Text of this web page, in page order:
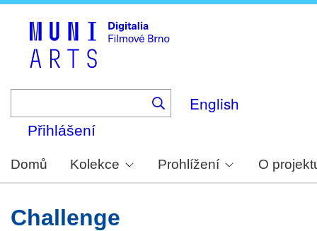
English
Přihlášení
Domů Kolekce Prohlížení O
Challenge